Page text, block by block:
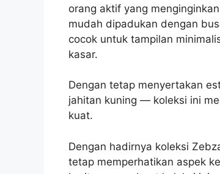
orang aktif yang
mudah dipadukan dengan
cocok untuk tampilan
kasar.
Dengan tetap menyertakan
jahitan kuning — koleksi ini
kuat.
Dengan hadirnya koleksi
tetap memperhatikan aspek